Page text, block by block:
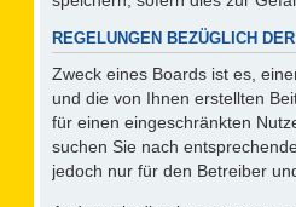
REGELUNGEN BEZÜGLICH
Zweck eines Boards ist es,
und die von Ihnen erstellten
für einen eingeschränkten
suchen Sie nach
jedoch nur für den Betreiber